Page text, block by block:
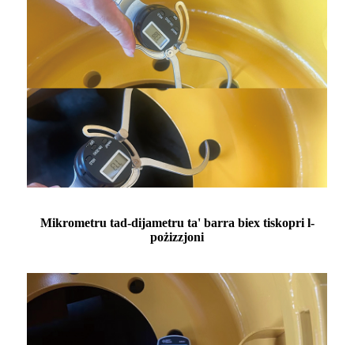
Mikrometru tad-dijametru ta' barra biex tiskopri l-
pożizzjoni